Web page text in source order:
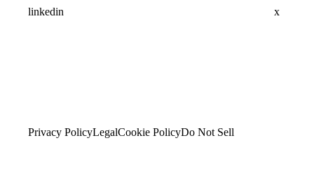
linkedin x
Privacy PolicyLegalCookie PolicyDo Not Sell